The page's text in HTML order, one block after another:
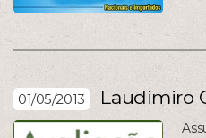
01/05/2013 Laudimiro